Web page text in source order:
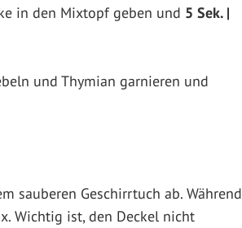
in den Mixtopf geben und 5 Sek. |
und Thymian garnieren und
sauberen Geschirrtuch ab. Während
Wichtig ist, den Deckel nicht